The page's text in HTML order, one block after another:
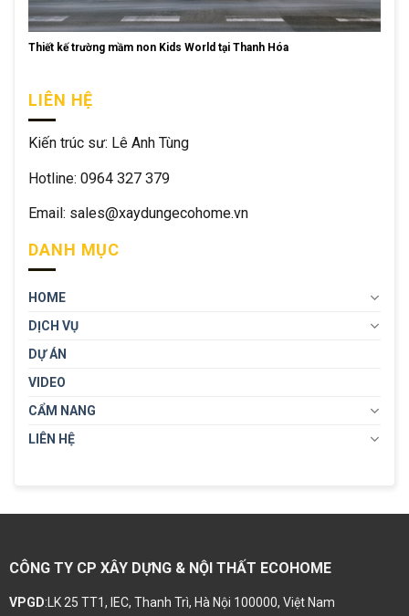
Thiết kế trường mầm non Kids World tại Thanh Hóa
LIÊN HỆ
Kiến trúc sư: Lê Anh Tùng
Hotline: 0964 327 379
Email: sales@xaydungecohome.vn
DANH MỤC
HOME
DỊCH VỤ
DỰ ÁN
VIDEO
CẨM NANG
LIÊN HỆ
CÔNG TY CP XÂY DỰNG & NỘI THẤT ECOHOME
VPGD:LK 25 TT1, IEC, Thanh Trì, Hà Nội 100000, Việt Nam